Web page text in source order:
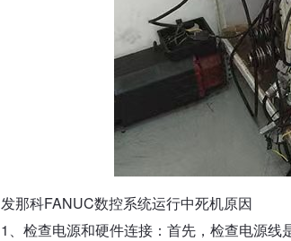
发那科FANUC数控系统运行中死机原因
1、检查电源和硬件连接：首先，检查电源